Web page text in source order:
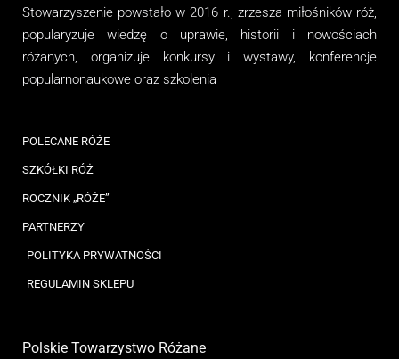
Stowarzyszenie powstało w 2016 r., zrzesza miłośników róż,
popularyzuje wiedzę o uprawie, historii i nowościach
różanych, organizujekonkursy i wystawy, konferencje
popularnonaukowe oraz szkolenia
POLECANE RÓŻE
SZKÓŁKI RÓŻ
ROCZNIK „RÓŻE”
PARTNERZY
POLITYKA PRYWATNOŚCI
REGULAMIN SKLEPU
Polskie Towarzystwo Różane